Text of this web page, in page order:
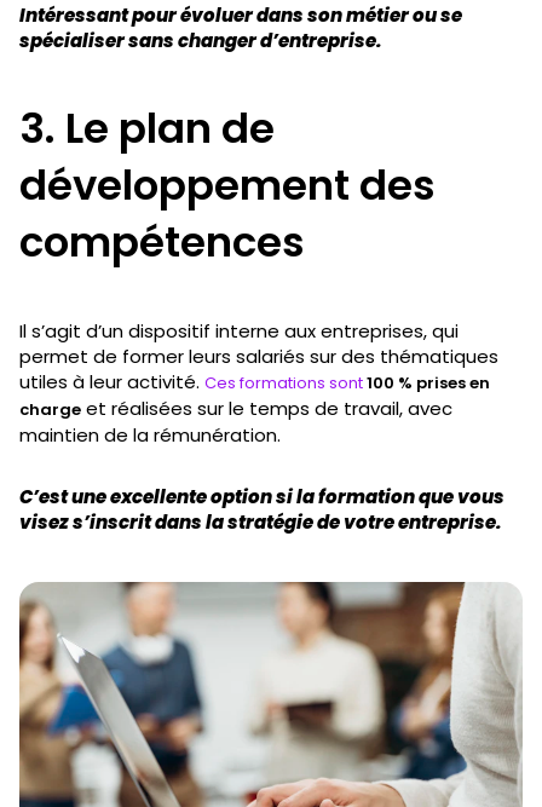
Intéressant pour évoluer dans son métier ou se
spécialiser sans changer d’entreprise.
3. Le plan de
développement des
compétences
Il s’agit d’un dispositif interne aux entreprises, qui
permet de former leurs salariés sur des thématiques
utiles à leur activité. Ces formations sont100 % prises en
charge et réalisées sur le temps de travail, avec
maintien de la rémunération.
C’est une excellente option si la formation que vous
visez s’inscrit dans la stratégie de votre entreprise.